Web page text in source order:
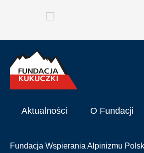
Aktualności O Fundacji
Fundacja Wspierania Alpinizmu